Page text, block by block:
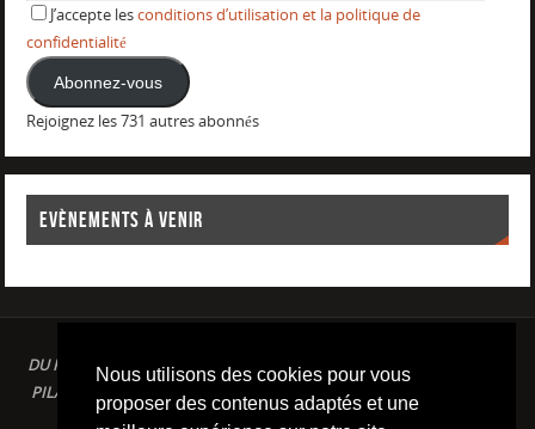
Nous utilisons des cookies pour vous
proposer des contenus adaptés et une
J’accepte lesconditions d’utilisation et la politique de
confidentialité
Abonnez-vous
Rejoignez les 731 autres abonnés
EVÈNEMENTS À VENIR
DU PLAISIR DANS LE SPORT LOISIR A LA COMPETITION : AQUAGYM /
PILATES / STRETCHING / COURSE A PIED / NATATION / TRIATHLON /
TRAILS / YOGA/ RENFORCEMENT MUSCULAIRE